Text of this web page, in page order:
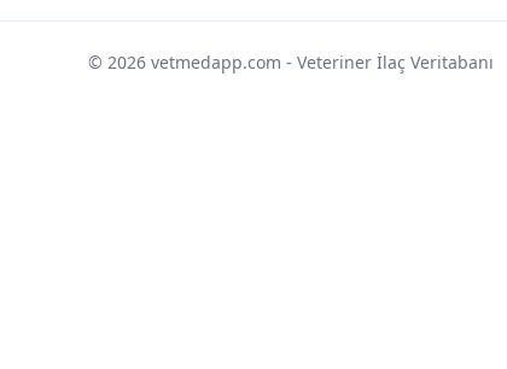
© 2026 vetmedapp.com - Veteriner İlaç Veritabanı